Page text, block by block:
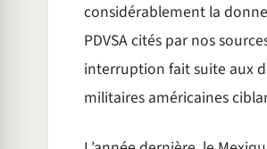
considérablement la
PDVSA cités par nos
interruption fait suite aux
militaires américaines